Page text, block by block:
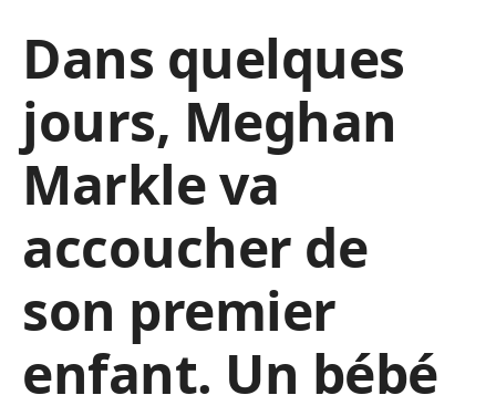
Dans quelques
jours, Meghan
Markle va
accoucher de
son premier
enfant. Un bébé